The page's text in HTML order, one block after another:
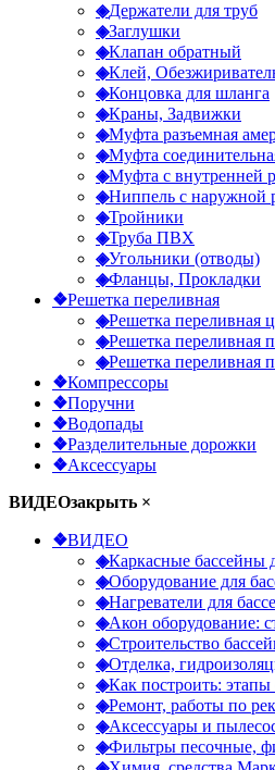
◈Держатели для труб
◈Заглушки
◈Клапан обратный
◈Клей,
◈Концовка для шланга
◈Краны, Задвижки
◈Муфта разъемная
◈Муфта
◈Муфта с внутренней
◈Ниппель с наружной
◈Тройники
◈Труба ПВХ
◈Угольники (отводы)
◈Фланцы, Прокладки
❖Решетка переливная
◈Решетка переливная
◈Решетка переливная
◈Решетка переливная
❖Компрессоры
❖Поручни
❖Водопады
❖Разделительные дорожки
❖Аксессуары
ВИДЕОзакрыть ×
❖ВИДЕО
◈Каркасные бассейны
◈Оборудование для
◈Нагреватели для
◈Акон оборудование:
◈Строительство
◈Отделка,
◈Как построить: этапы
◈Ремонт, работы по
◈Аксессуары и
◈Фильтры песочные,